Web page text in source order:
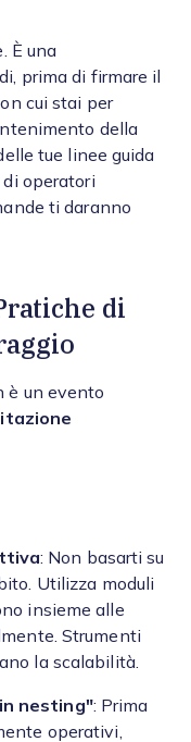
È una
prima di firmare il
cui stai per
della
tue linee guida
operatori
ti daranno
di
è un evento
: Non basarti su
Utilizza moduli
insieme alle
Strumenti
la scalabilità.
nesting": Prima
operativi,